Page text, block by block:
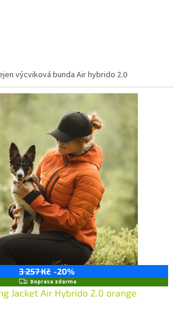
výcviková bunda Air hybrido 2.0
3 257 Kč -20%
Z
A
Doprava zdarma
Jacket Air Hybrido 2.0 orange